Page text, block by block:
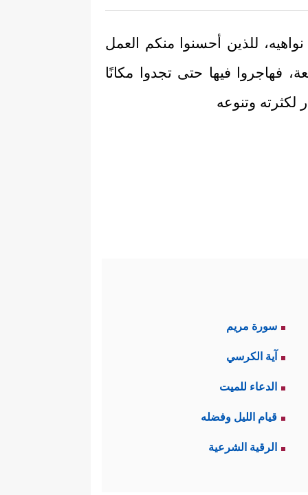
للذين أحسنوا منكم العمل
فهاجروا فيها حتى تجدوا مكانًا
لكثرته وتنوعه
سورة مريم
آية الكرسي
الدعاء للميت
قيام الليل وفضله
الرقية الشرعية